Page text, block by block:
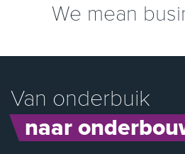
We mean
Van onderbuik
naar